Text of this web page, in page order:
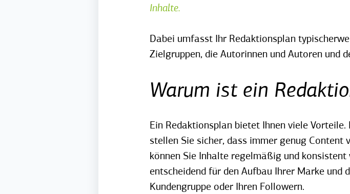
Inhalte.
Dabei umfasst Ihr Redaktionsplan
Zielgruppen, die Autorinnen und Autoren und
Warum ist ein
Ein Redaktionsplan bietet Ihnen viele
stellen Sie sicher, dass immer genug Content
können Sie Inhalte regelmäßig und
entscheidend für den Aufbau Ihrer Marke und
Kundengruppe oder Ihren Followern.